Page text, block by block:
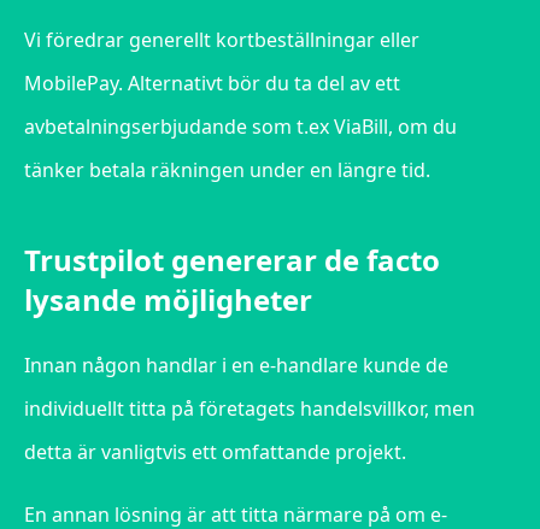
Vi föredrar generellt kortbeställningar eller
MobilePay. Alternativt bör du ta del av ett
avbetalningserbjudande som t.ex ViaBill, om du
tänker betala räkningen under en längre tid.
Trustpilot genererar de facto
lysande möjligheter
Innan någon handlar i en e-handlare kunde de
individuellt titta på företagets handelsvillkor, men
detta är vanligtvis ett omfattande projekt.
En annan lösning är att titta närmare på om e-